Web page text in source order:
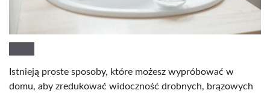
Istnieją proste sposoby, które możesz wypróbować w
domu, aby zredukować widoczność drobnych, brązowych